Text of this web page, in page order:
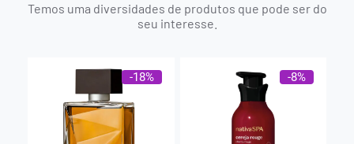
Temos uma diversidades de produtos que pode ser do
seu interesse.
-18% -8%